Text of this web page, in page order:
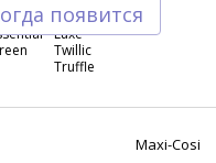
появится
Maxi-Cosi